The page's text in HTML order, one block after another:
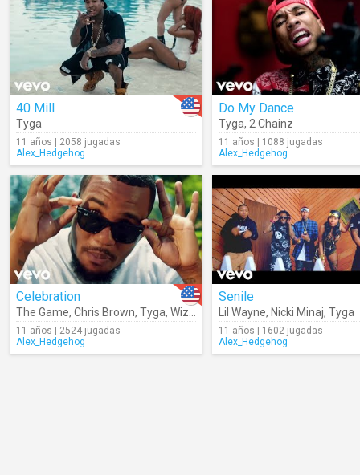
40 Mill
Tyga
11 años | 2058 jugadas
Alex_Hedgehog
Do My Dance
Tyga, 2 Chainz
11 años | 1088 jugadas
Alex_Hedgehog
Celebration
The Game, Chris Brown, Tyga, Wiz Khalifa Lil Wayne
11 años | 2524 jugadas
Alex_Hedgehog
Senile
Lil Wayne, Nicki Minaj, Tyga
11 años | 1602 jugadas
Alex_Hedgehog